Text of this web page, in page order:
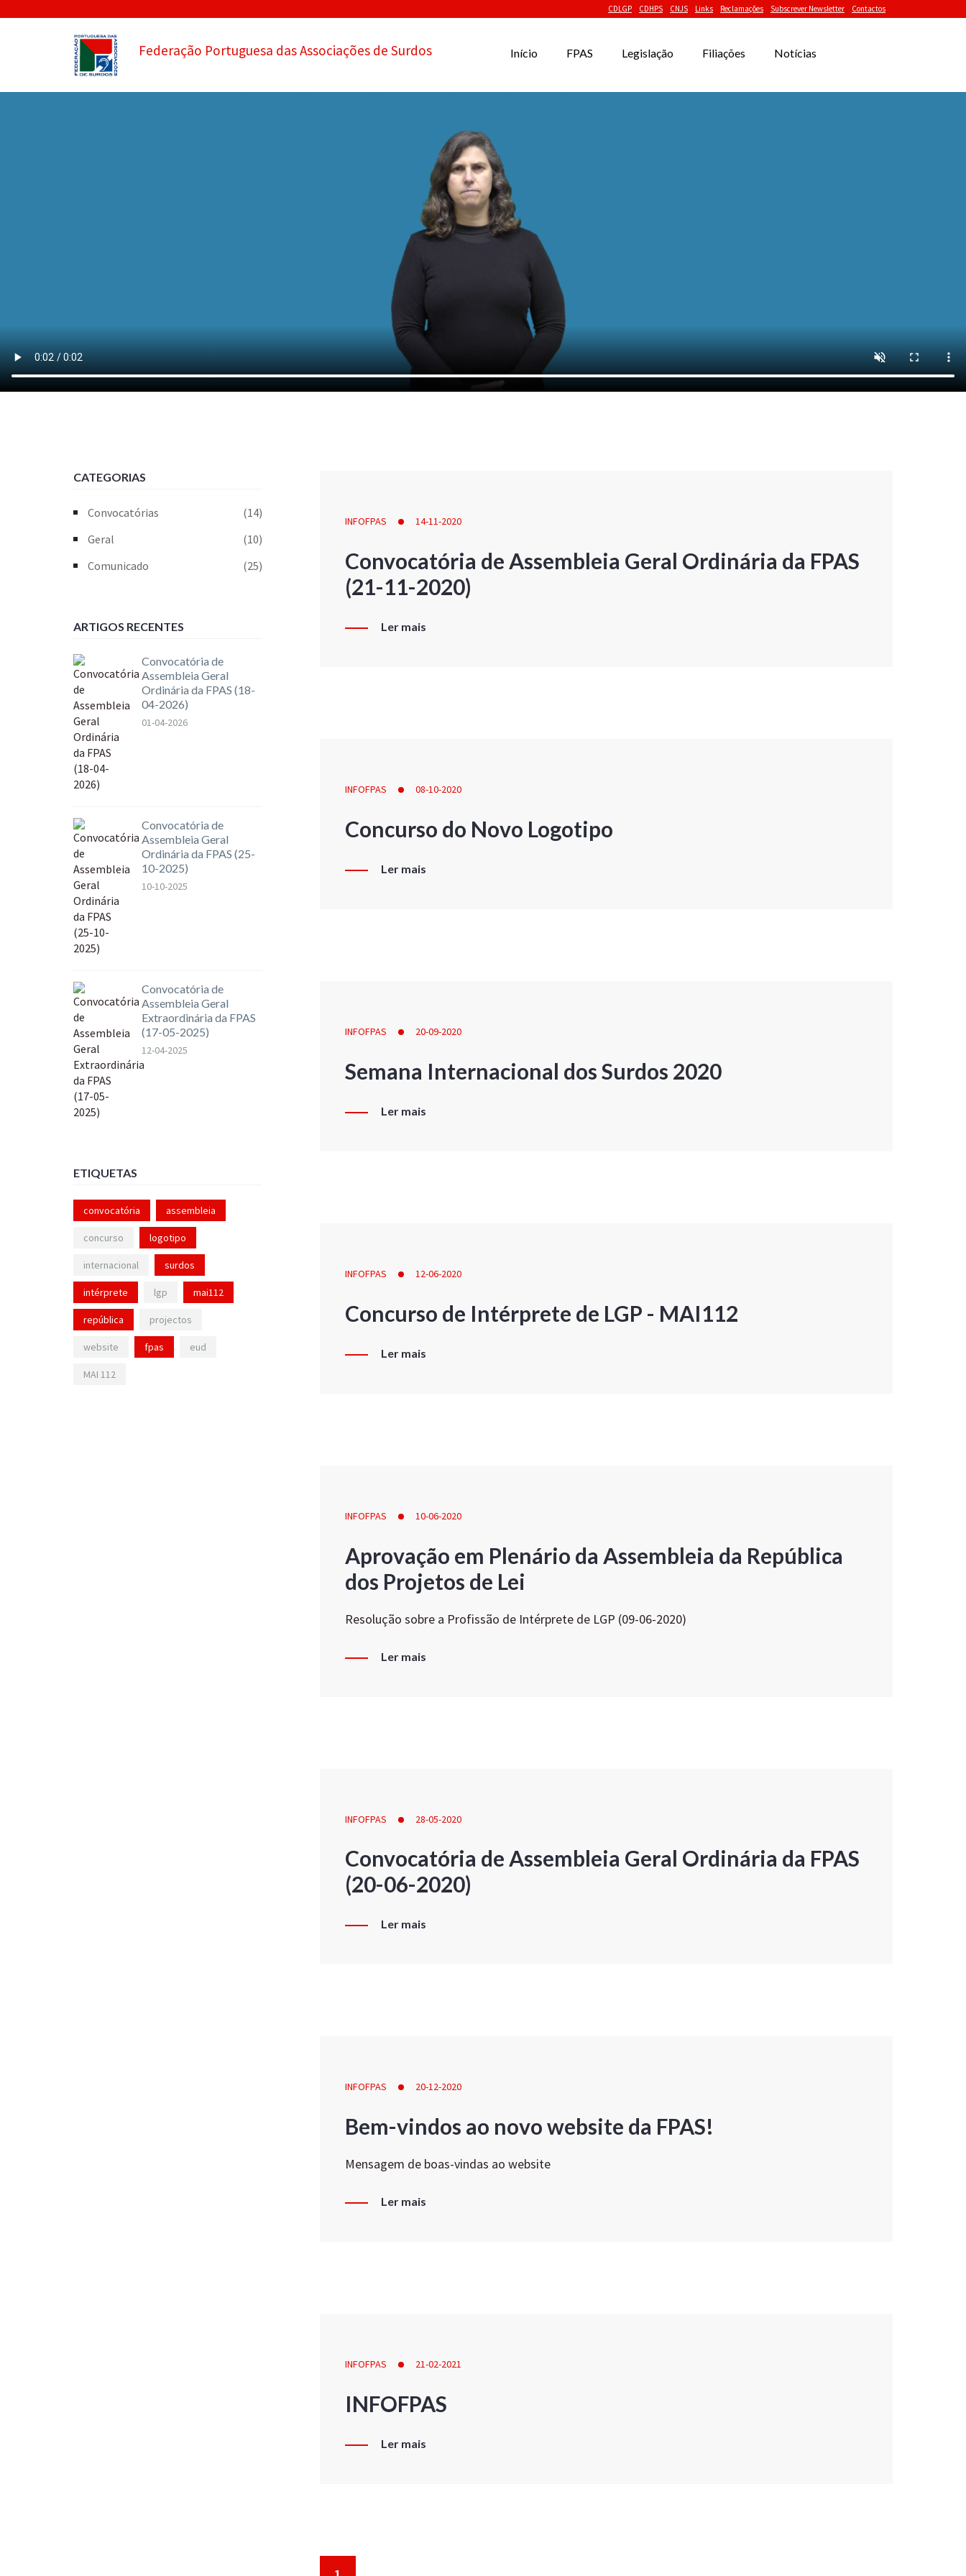
CDLGP CDHPS CNJS Links Reclamações Subscrever Newsletter Contactos
Federação Portuguesa das Associações de Surdos Início FPAS Legislação Filiações Notícias
INFOFPAS 14-11-2020
Convocatória de Assembleia Geral Ordinária da FPAS
(21-11-2020)
Ler mais
INFOFPAS 08-10-2020
Concurso do Novo Logotipo
Ler mais
INFOFPAS 20-09-2020
Semana Internacional dos Surdos 2020
Ler mais
INFOFPAS 12-06-2020
Concurso de Intérprete de LGP - MAI112
Ler mais
INFOFPAS 10-06-2020
Aprovação em Plenário da Assembleia da República
dos Projetos de Lei
Resolução sobre a Profissão de Intérprete de LGP (09-06-2020)
Ler mais
INFOFPAS 28-05-2020
Convocatória de Assembleia Geral Ordinária da FPAS
(20-06-2020)
Ler mais
INFOFPAS 20-12-2020
Bem-vindos ao novo website da FPAS!
Mensagem de boas-vindas ao website
Ler mais
INFOFPAS 21-02-2021
INFOFPAS
Ler mais
CATEGORIAS
Convocatórias
(14)
Geral
(10)
Comunicado
(25)
ARTIGOS RECENTES
Convocatória de
Assembleia Geral
Ordinária da FPAS (18-
04-2026)
01-04-2026
Convocatória de
Assembleia Geral
Ordinária da FPAS (25-
10-2025)
10-10-2025
Convocatória de
Assembleia Geral
Extraordinária da FPAS
(17-05-2025)
12-04-2025
ETIQUETAS
convocatória assembleia
concurso logotipo
internacional surdos
intérprete lgp mai112
república projectos
website fpas eud
MAI 112